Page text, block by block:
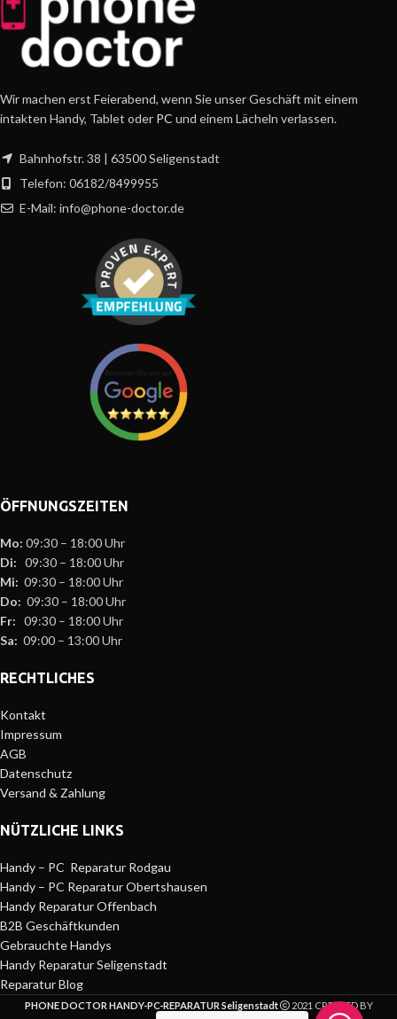
Das glatte Backcover verleiht ihm
nicht nur ein ansprechendes
Aussehen, sondern schützt auch
seine leistungsstarken inneren
wenn dieses schützende
Schmuckstück beschädigt wird?
Wir machen erst Feierabend, wenn Sie unser Geschäft mit einem
intakten Handy, Tablet oder PC und einem Lächeln verlassen.
Bahnhofstr. 38 | 63500 Seligenstadt
Telefon: 06182/8499955
E-Mail: info@phone-doctor.de
ÖFFNUNGSZEITEN
Mo: 09:30 – 18:00 Uhr
Di: 09:30 – 18:00 Uhr
Mi: 09:30 – 18:00 Uhr
Do: 09:30 – 18:00 Uhr
Fr: 09:30 – 18:00 Uhr
Sa: 09:00 – 13:00 Uhr
RECHTLICHES
Kontakt
Impressum
AGB
Datenschutz
Versand & Zahlung
NÜTZLICHE LINKS
Handy – PC Reparatur Rodgau
Handy – PC Reparatur Obertshausen
Handy Reparatur Offenbach
B2B Geschäftkunden
Gebrauchte Handys
Handy Reparatur Seligenstadt
Reparatur Blog
PHONE DOCTOR HANDY-PC-REPARATUR Seligenstadt
2021 CREATED BY